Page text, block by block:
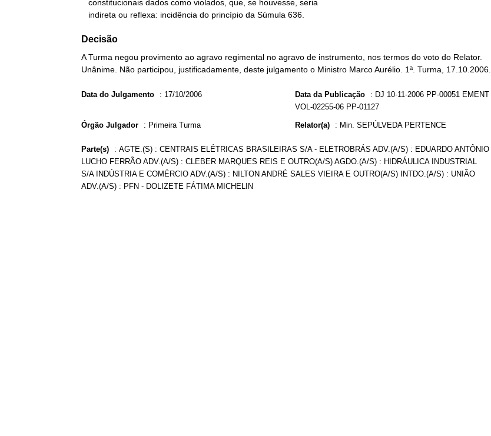
   indireta ou reflexa: incidência do princípio da Súmula 636.
Decisão
A Turma negou provimento ao agravo regimental no agravo de instrumento, nos termos do voto do Relator.
Unânime. Não participou, justificadamente, deste julgamento o Ministro Marco Aurélio. 1ª. Turma, 17.10.2006.
Data do Julgamento : 17/10/2006 Data da Publicação : DJ 10-11-2006 PP-00051 EMENT
VOL-02255-06 PP-01127
Órgão Julgador : Primeira Turma Relator(a) : Min. SEPÚLVEDA PERTENCE
Parte(s) : AGTE.(S) : CENTRAIS ELÉTRICAS BRASILEIRAS S/A - ELETROBRÁS ADV.(A/S) : EDUARDO ANTÔNIO
LUCHO FERRÃO ADV.(A/S) : CLEBER MARQUES REIS E OUTRO(A/S) AGDO.(A/S) : HIDRÁULICA INDUSTRIAL
S/A INDÚSTRIA E COMÉRCIO ADV.(A/S) : NILTON ANDRÉ SALES VIEIRA E OUTRO(A/S) INTDO.(A/S) : UNIÃO
ADV.(A/S) : PFN - DOLIZETE FÁTIMA MICHELIN